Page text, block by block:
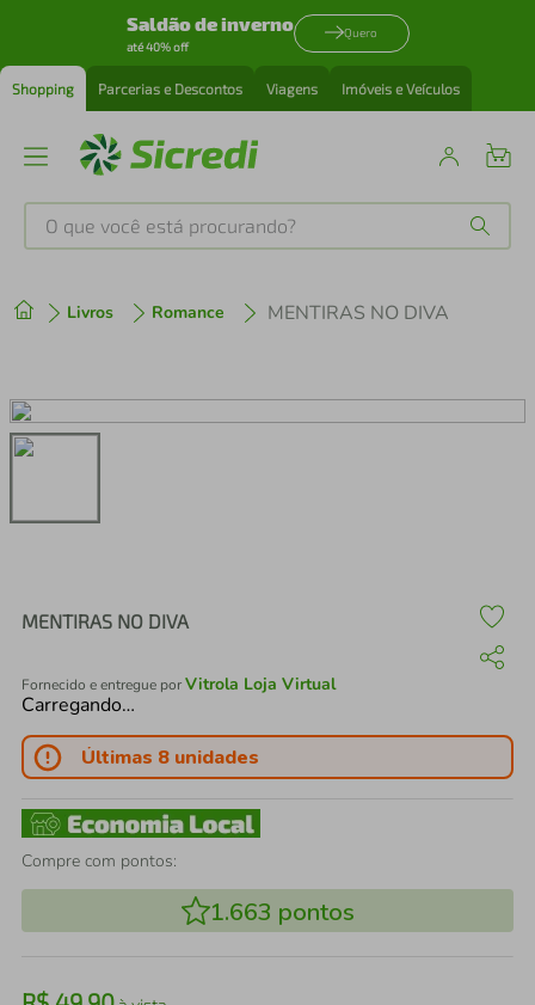
Saldão de inverno
até 40% off
Quero
Shopping Parcerias e Descontos Viagens Imóveis e Veículos
O que você está procurando?
Livros Romance MENTIRAS NO DIVA
MENTIRAS NO DIVA
Fornecido e entregue porVitrola Loja Virtual
Carregando…
Últimas 8 unidades
Compre com pontos:
1.663 pontos
2º cafeteira